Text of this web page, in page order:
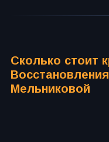
Сколько стоит
Мельниковой